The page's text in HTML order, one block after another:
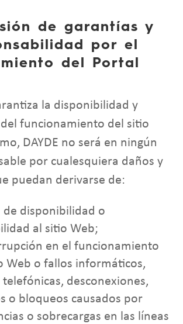
de garantías y
por el
del Portal
la disponibilidad y
funcionamiento del sitio
DAYDE no será en ningún
por cualesquiera daños y
puedan derivarse de:
de disponibilidad o
al sitio Web;
en el funcionamiento
Web o fallos informáticos,
telefónicas, desconexiones,
o bloqueos causados por
o sobrecargas en las líneas